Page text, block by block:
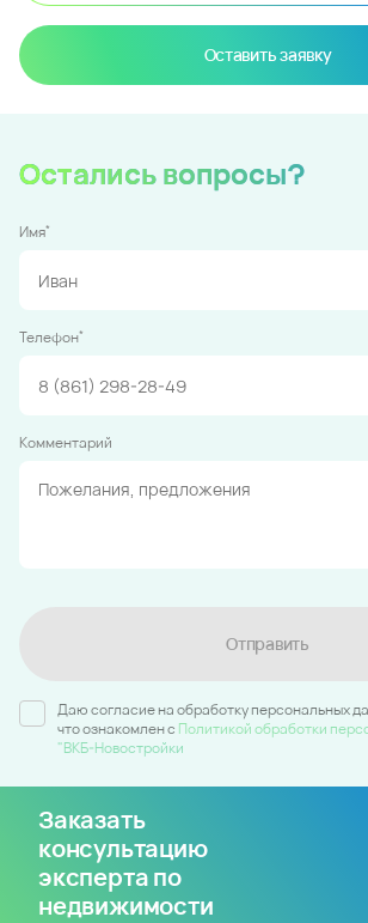
Оставить заявку
Остались вопросы?
Имя*
Телефон*
Комментарий
Отправить
Даю согласие на обработку персональных
что ознакомлен c Политикой обработки
"ВКБ-Новостройки
Заказать
консультацию
эксперта по
недвижимости